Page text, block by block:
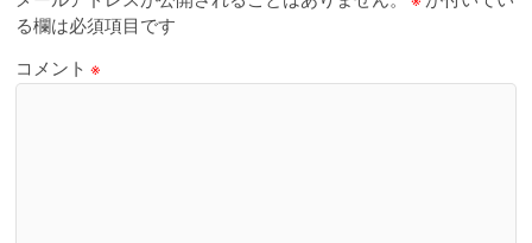
る欄は必須項目です
コメント※